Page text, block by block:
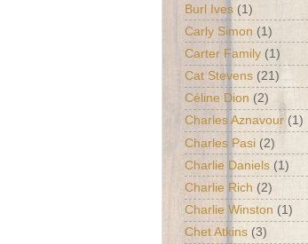
Burl Ives (1)
Carly Simon (1)
Carter Family (1)
Cat Stevens (21)
Céline Dion (2)
Charles Aznavour (1)
Charles Pasi (2)
Charlie Daniels (1)
Charlie Rich (2)
Charlie Winston (1)
Chet Atkins (3)